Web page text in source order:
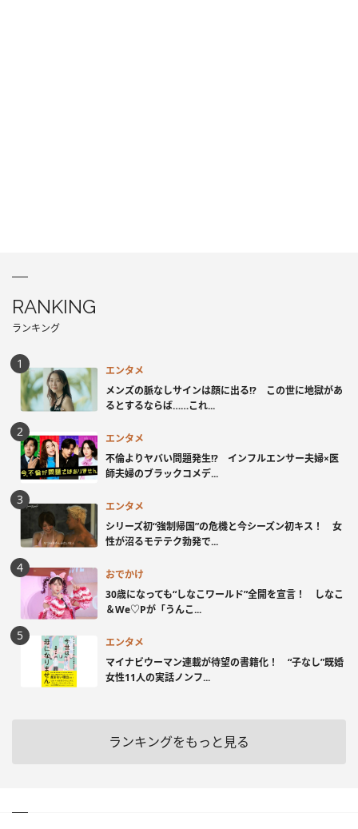
RANKING
ランキング
エンタメ
メンズの脈なしサインは顔に出る!? この世に地獄があ
るとするならば……これ...
エンタメ
不倫よりヤバい問題発生!? インフルエンサー夫婦×医
師夫婦のブラックコメデ...
エンタメ
シリーズ初“強制帰国”の危機と今シーズン初キス！ 女
性が沼るモテテク勃発で...
おでかけ
30歳になっても“しなこワールド”全開を宣言！ しなこ
＆We♡Pが「うんこ...
エンタメ
マイナビウーマン連載が待望の書籍化！ “子なし”既婚
女性11人の実話ノンフ...
ランキングをもっと見る